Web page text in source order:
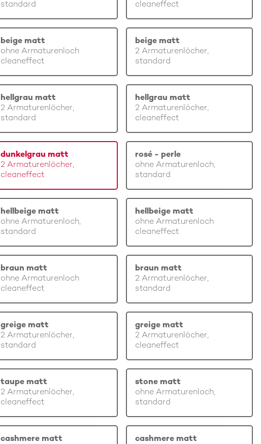
standard
cleaneffect
beige matt
ohne Armaturenloch
cleaneffect
beige matt
2 Armaturenlöcher,
standard
hellgrau matt
2 Armaturenlöcher,
standard
hellgrau matt
2 Armaturenlöcher,
cleaneffect
dunkelgrau matt
2 Armaturenlöcher,
cleaneffect
rosé - perle
ohne Armaturenloch,
standard
hellbeige matt
ohne Armaturenloch,
standard
hellbeige matt
ohne Armaturenloch
cleaneffect
braun matt
ohne Armaturenloch
cleaneffect
braun matt
2 Armaturenlöcher,
standard
greige matt
2 Armaturenlöcher,
standard
greige matt
2 Armaturenlöcher,
cleaneffect
taupe matt
2 Armaturenlöcher,
cleaneffect
stone matt
ohne Armaturenloch,
standard
cashmere matt
cashmere matt